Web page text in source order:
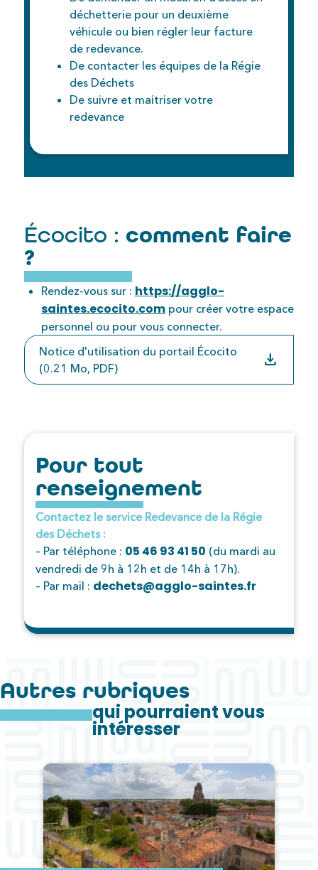
déchetterie pour un deuxième
véhicule ou bien régler leur facture
de redevance.
De contacter les équipes de la Régie
des Déchets
De suivre et maitriser votre
redevance
Écocito : comment faire
?
Rendez-vous sur : https://agglo-
saintes.ecocito.com pour créer votre espace
personnel ou pour vous connecter.
Notice d'utilisation du portail Écocito
(0.21 Mo, PDF)
download
Pour tout
renseignement
Contactez le service Redevance de la Régie
des Déchets :
– Par téléphone : 05 46 93 41 50 (du mardi au
vendredi de 9h à 12h et de 14h à 17h).
– Par mail : dechets@agglo-saintes.fr
Autres rubriques
qui pourraient vous
intéresser